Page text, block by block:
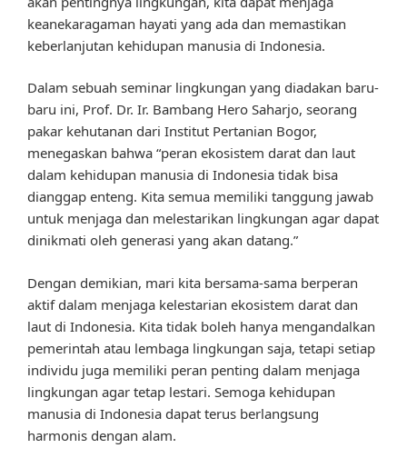
keanekaragaman hayati yang ada dan memastikan
keberlanjutan kehidupan manusia di Indonesia.
Dalam sebuah seminar lingkungan yang diadakan baru-
baru ini, Prof. Dr. Ir. Bambang Hero Saharjo, seorang
pakar kehutanan dari Institut Pertanian Bogor,
menegaskan bahwa “peran ekosistem darat dan laut
dalam kehidupan manusia di Indonesia tidak bisa
dianggap enteng. Kita semua memiliki tanggung jawab
untuk menjaga dan melestarikan lingkungan agar dapat
dinikmati oleh generasi yang akan datang.”
Dengan demikian, mari kita bersama-sama berperan
aktif dalam menjaga kelestarian ekosistem darat dan
laut di Indonesia. Kita tidak boleh hanya mengandalkan
pemerintah atau lembaga lingkungan saja, tetapi setiap
individu juga memiliki peran penting dalam menjaga
lingkungan agar tetap lestari. Semoga kehidupan
manusia di Indonesia dapat terus berlangsung
harmonis dengan alam.